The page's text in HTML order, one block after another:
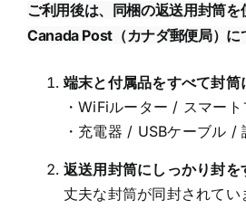
ご利用後は、 同梱の返送用封筒を
Canada Post（カナダ郵便局） に
端末と付属品をすべて封筒
・WiFiルーター / スマー
・充電器 / USBケーブル /
返送用封筒にしっかり封を
丈夫な封筒が同封されてい